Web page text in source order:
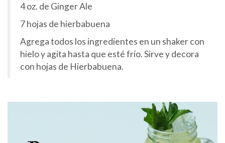
4 oz. de Ginger Ale
7 hojas de hierbabuena
Agrega todos los ingredientes en un shaker con
hielo y agita hasta que esté frío. Sirve y decora
con hojas de Hierbabuena.